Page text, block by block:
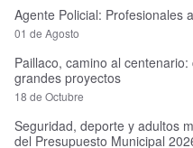
Agente Policial: Profesionales
01 de Agosto
Paillaco, camino al
grandes proyectos
18 de Octubre
Seguridad, deporte y adultos
del Presupuesto Municipal